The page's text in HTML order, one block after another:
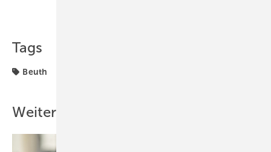
Tags
Beuth
Weitere Inhalte